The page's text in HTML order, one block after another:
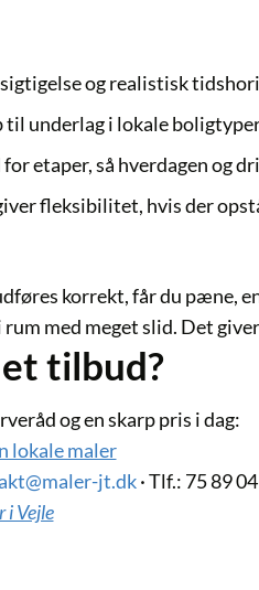
og realistisk
til underlag i lokale
etaper, så hverdagen og
fleksibilitet, hvis der
korrekt, får du pæne,
rum med meget slid. Det
tilbud?
og en skarp pris i dag:
lokale maler
jt.dk·Tlf.: 75 89
i Vejle